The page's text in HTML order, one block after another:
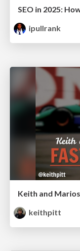
ipullrank
Keith and
keithpitt